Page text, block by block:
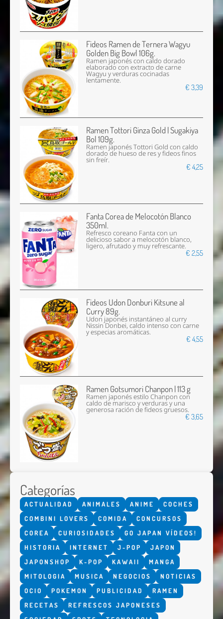
Fideos Ramen de Ternera Wagyu
Golden Big Bowl 106g.
Ramen japonés con caldo dorado
elaborado con extracto de carne
Wagyu y verduras cocinadas
lentamente.
€ 3,39
Ramen Tottori Ginza Gold | Sugakiya
Bol 109g.
Ramen japonés Tottori Gold con caldo
dorado de hueso de res y fideos finos
sin freír.
€ 4,25
Fanta Corea de Melocotón Blanco
350ml.
Refresco coreano Fanta con un
delicioso sabor a melocotón blanco,
ligero, afrutado y muy refrescante.
€ 2,55
Fideos Udon Donburi Kitsune al
Curry 89g.
Udon japonés instantáneo al curry
Nissin Donbei, caldo intenso con carne
y especias aromáticas.
€ 4,55
Ramen Gotsumori Chanpon | 113 g
Ramen japonés estilo Chanpon con
caldo de marisco y verduras y una
generosa ración de fideos gruesos.
€ 3,65
Categorías
ACTUALIDAD ANIMALES ANIME
COCHES
COMBINI LOVERS
COMIDA
CONCURSOS
COREA
CURIOSIDADES
GO JAPAN VÍDEOS!
HISTORIA
INTERNET J-POP
JAPON
JAPONSHOP
K-POP KAWAII
MANGA
MITOLOGIA
MUSICA NEGOCIOS
NOTICIAS
OCIO
POKEMON PUBLICIDAD
RAMEN
RECETAS
REFRESCOS JAPONESES